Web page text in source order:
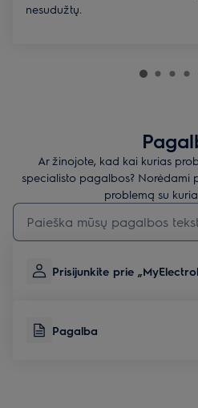
nesudužtų.
Ar žinojote, kad kai kurias
specialisto pagalbos? Norėdami
problemą su
Įveskite tekstą, jei norite ieškoti
Prisijunkite prie
Pagalba